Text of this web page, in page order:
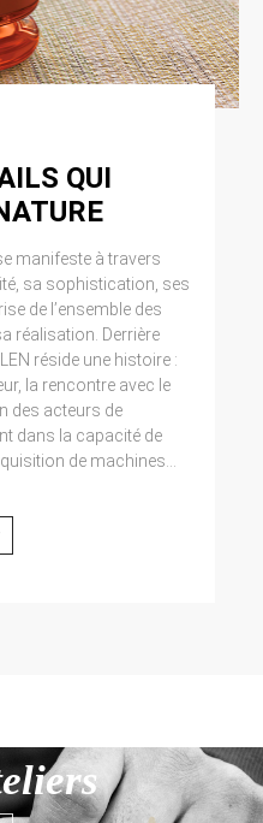
QUI
manifeste à travers
sa sophistication, ses
de l’ensemble des
réalisation. Derrière
réside une histoire :
la rencontre avec le
des acteurs de
dans la capacité de
de machines...